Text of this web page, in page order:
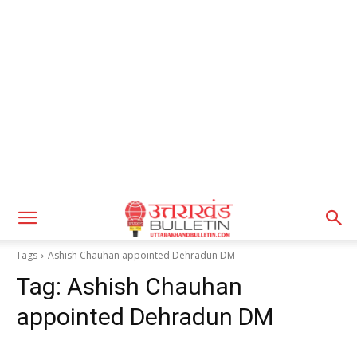
Tags Ashish Chauhan appointed Dehradun DM
Tag: Ashish Chauhan
appointed Dehradun DM